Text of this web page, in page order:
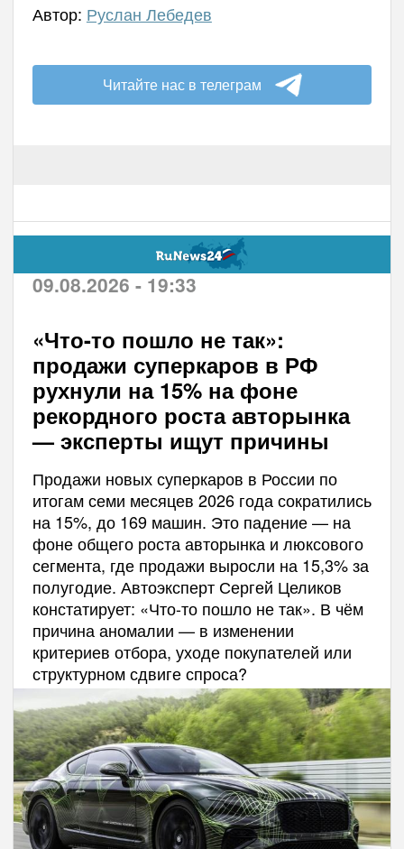
Автор: Руслан Лебедев
Читайте нас в телеграм
09.08.2026 - 19:33
«Что-то пошло не так»:
продажи суперкаров в РФ
рухнули на 15% на фоне
рекордного роста авторынка
— эксперты ищут причины
Продажи новых суперкаров в России по
итогам семи месяцев 2026 года сократились
на 15%, до 169 машин. Это падение — на
фоне общего роста авторынка и люксового
сегмента, где продажи выросли на 15,3% за
полугодие. Автоэксперт Сергей Целиков
констатирует: «Что-то пошло не так». В чём
причина аномалии — в изменении
критериев отбора, уходе покупателей или
структурном сдвиге спроса?